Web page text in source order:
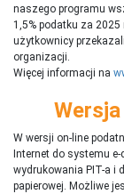
naszego programu
1,5% podatku za 2025
użytkownicy
organizacji.
Więcej informacji na
W wersji on-line
Internet do systemu
wydrukowania PIT-a i
papierowej. Możliwe